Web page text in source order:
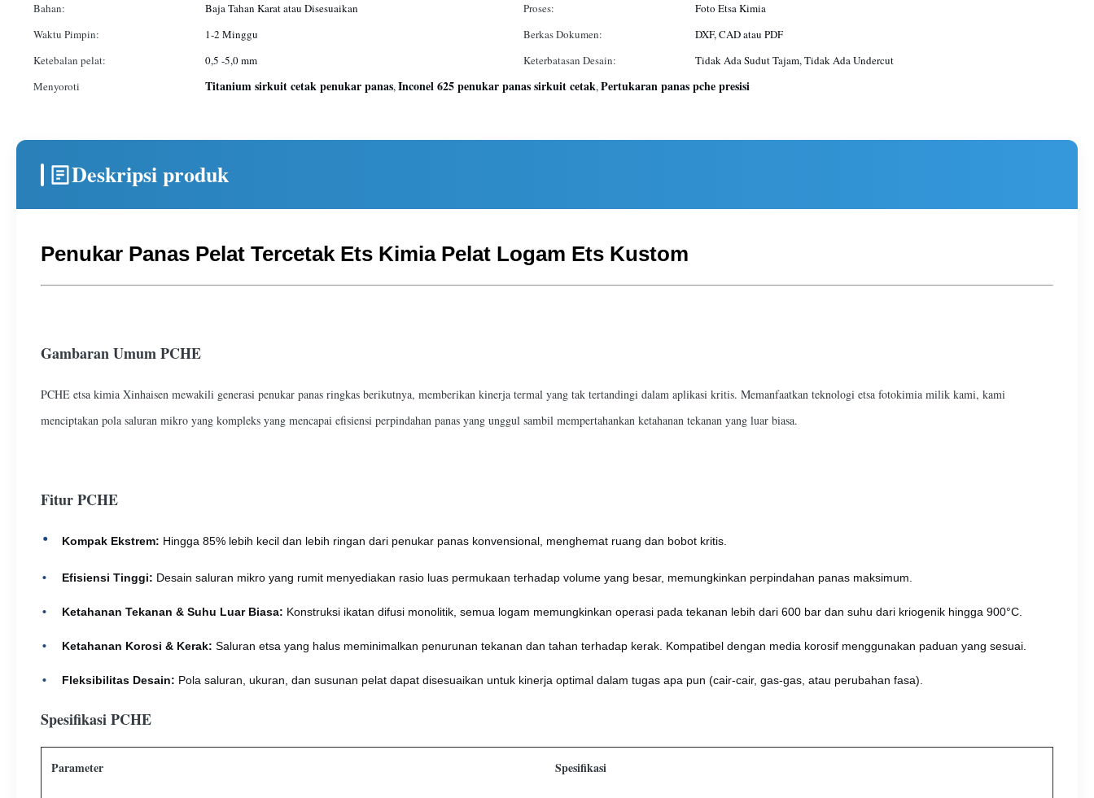
Bahan: Baja Tahan Karat atau Disesuaikan Proses:
Foto Etsa Kimia
Waktu Pimpin:
1-2 Minggu Berkas Dokumen:
DXF, CAD atau PDF
Ketebalan pelat:
0,5 -5,0 mm Keterbatasan Desain:
Tidak Ada Sudut Tajam, Tidak Ada Undercut
Menyoroti
Titanium sirkuit cetak penukar panas,Inconel 625 penukar panas sirkuit cetak,Pertukaran panas pche presisi
Deskripsi produk
Penukar Panas Pelat Tercetak Ets Kimia Pelat Logam Ets Kustom
Gambaran Umum PCHE
PCHE etsa kimia Xinhaisen mewakili generasi penukar panas ringkas berikutnya, memberikan kinerja termal yang tak tertandingi dalam aplikasi kritis. Memanfaatkan teknologi etsa fotokimia milik kami, kami
menciptakan pola saluran mikro yang kompleks yang mencapai efisiensi perpindahan panas yang unggul sambil mempertahankan ketahanan tekanan yang luar biasa.
Fitur PCHE
Kompak Ekstrem: Hingga 85% lebih kecil dan lebih ringan dari penukar panas konvensional, menghemat ruang dan bobot kritis.
Efisiensi Tinggi: Desain saluran mikro yang rumit menyediakan rasio luas permukaan terhadap volume yang besar, memungkinkan perpindahan panas maksimum.
Ketahanan Tekanan & Suhu Luar Biasa: Konstruksi ikatan difusi monolitik, semua logam memungkinkan operasi pada tekanan lebih dari 600 bar dan suhu dari kriogenik hingga 900°C.
Ketahanan Korosi & Kerak: Saluran etsa yang halus meminimalkan penurunan tekanan dan tahan terhadap kerak. Kompatibel dengan media korosif menggunakan paduan yang sesuai.
Fleksibilitas Desain: Pola saluran, ukuran, dan susunan pelat dapat disesuaikan untuk kinerja optimal dalam tugas apa pun (cair-cair, gas-gas, atau perubahan fasa).
Spesifikasi PCHE
Parameter Spesifikasi